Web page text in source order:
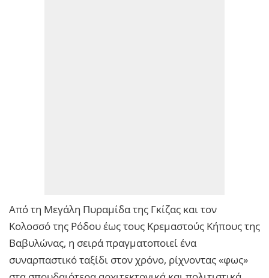
Από τη Μεγάλη Πυραμίδα της Γκίζας και τον
Κολοσσό της Ρόδου έως τους Κρεμαστούς Κήπους της
Βαβυλώνας, η σειρά πραγματοποιεί ένα
συναρπαστικό ταξίδι στον χρόνο, ρίχνοντας «φως»